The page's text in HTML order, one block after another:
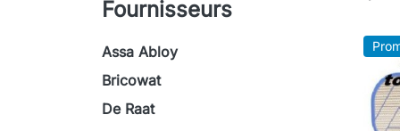
Fournisseurs
Assa Abloy
Bricowat
De Raat